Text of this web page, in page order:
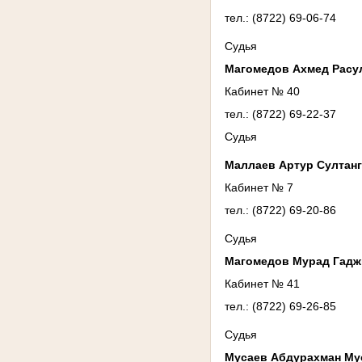
тел.: (8722) 69-06-74
Судья
Магомедов Ахмед
Кабинет № 40
тел.: (8722) 69-22-37
Судья
Маллаев Артур
Кабинет № 7
тел.: (8722) 69-20-86
Судья
Магомедов Мурад
Кабинет № 41
тел.: (8722) 69-26-85
Судья
Мусаев Абдурахман